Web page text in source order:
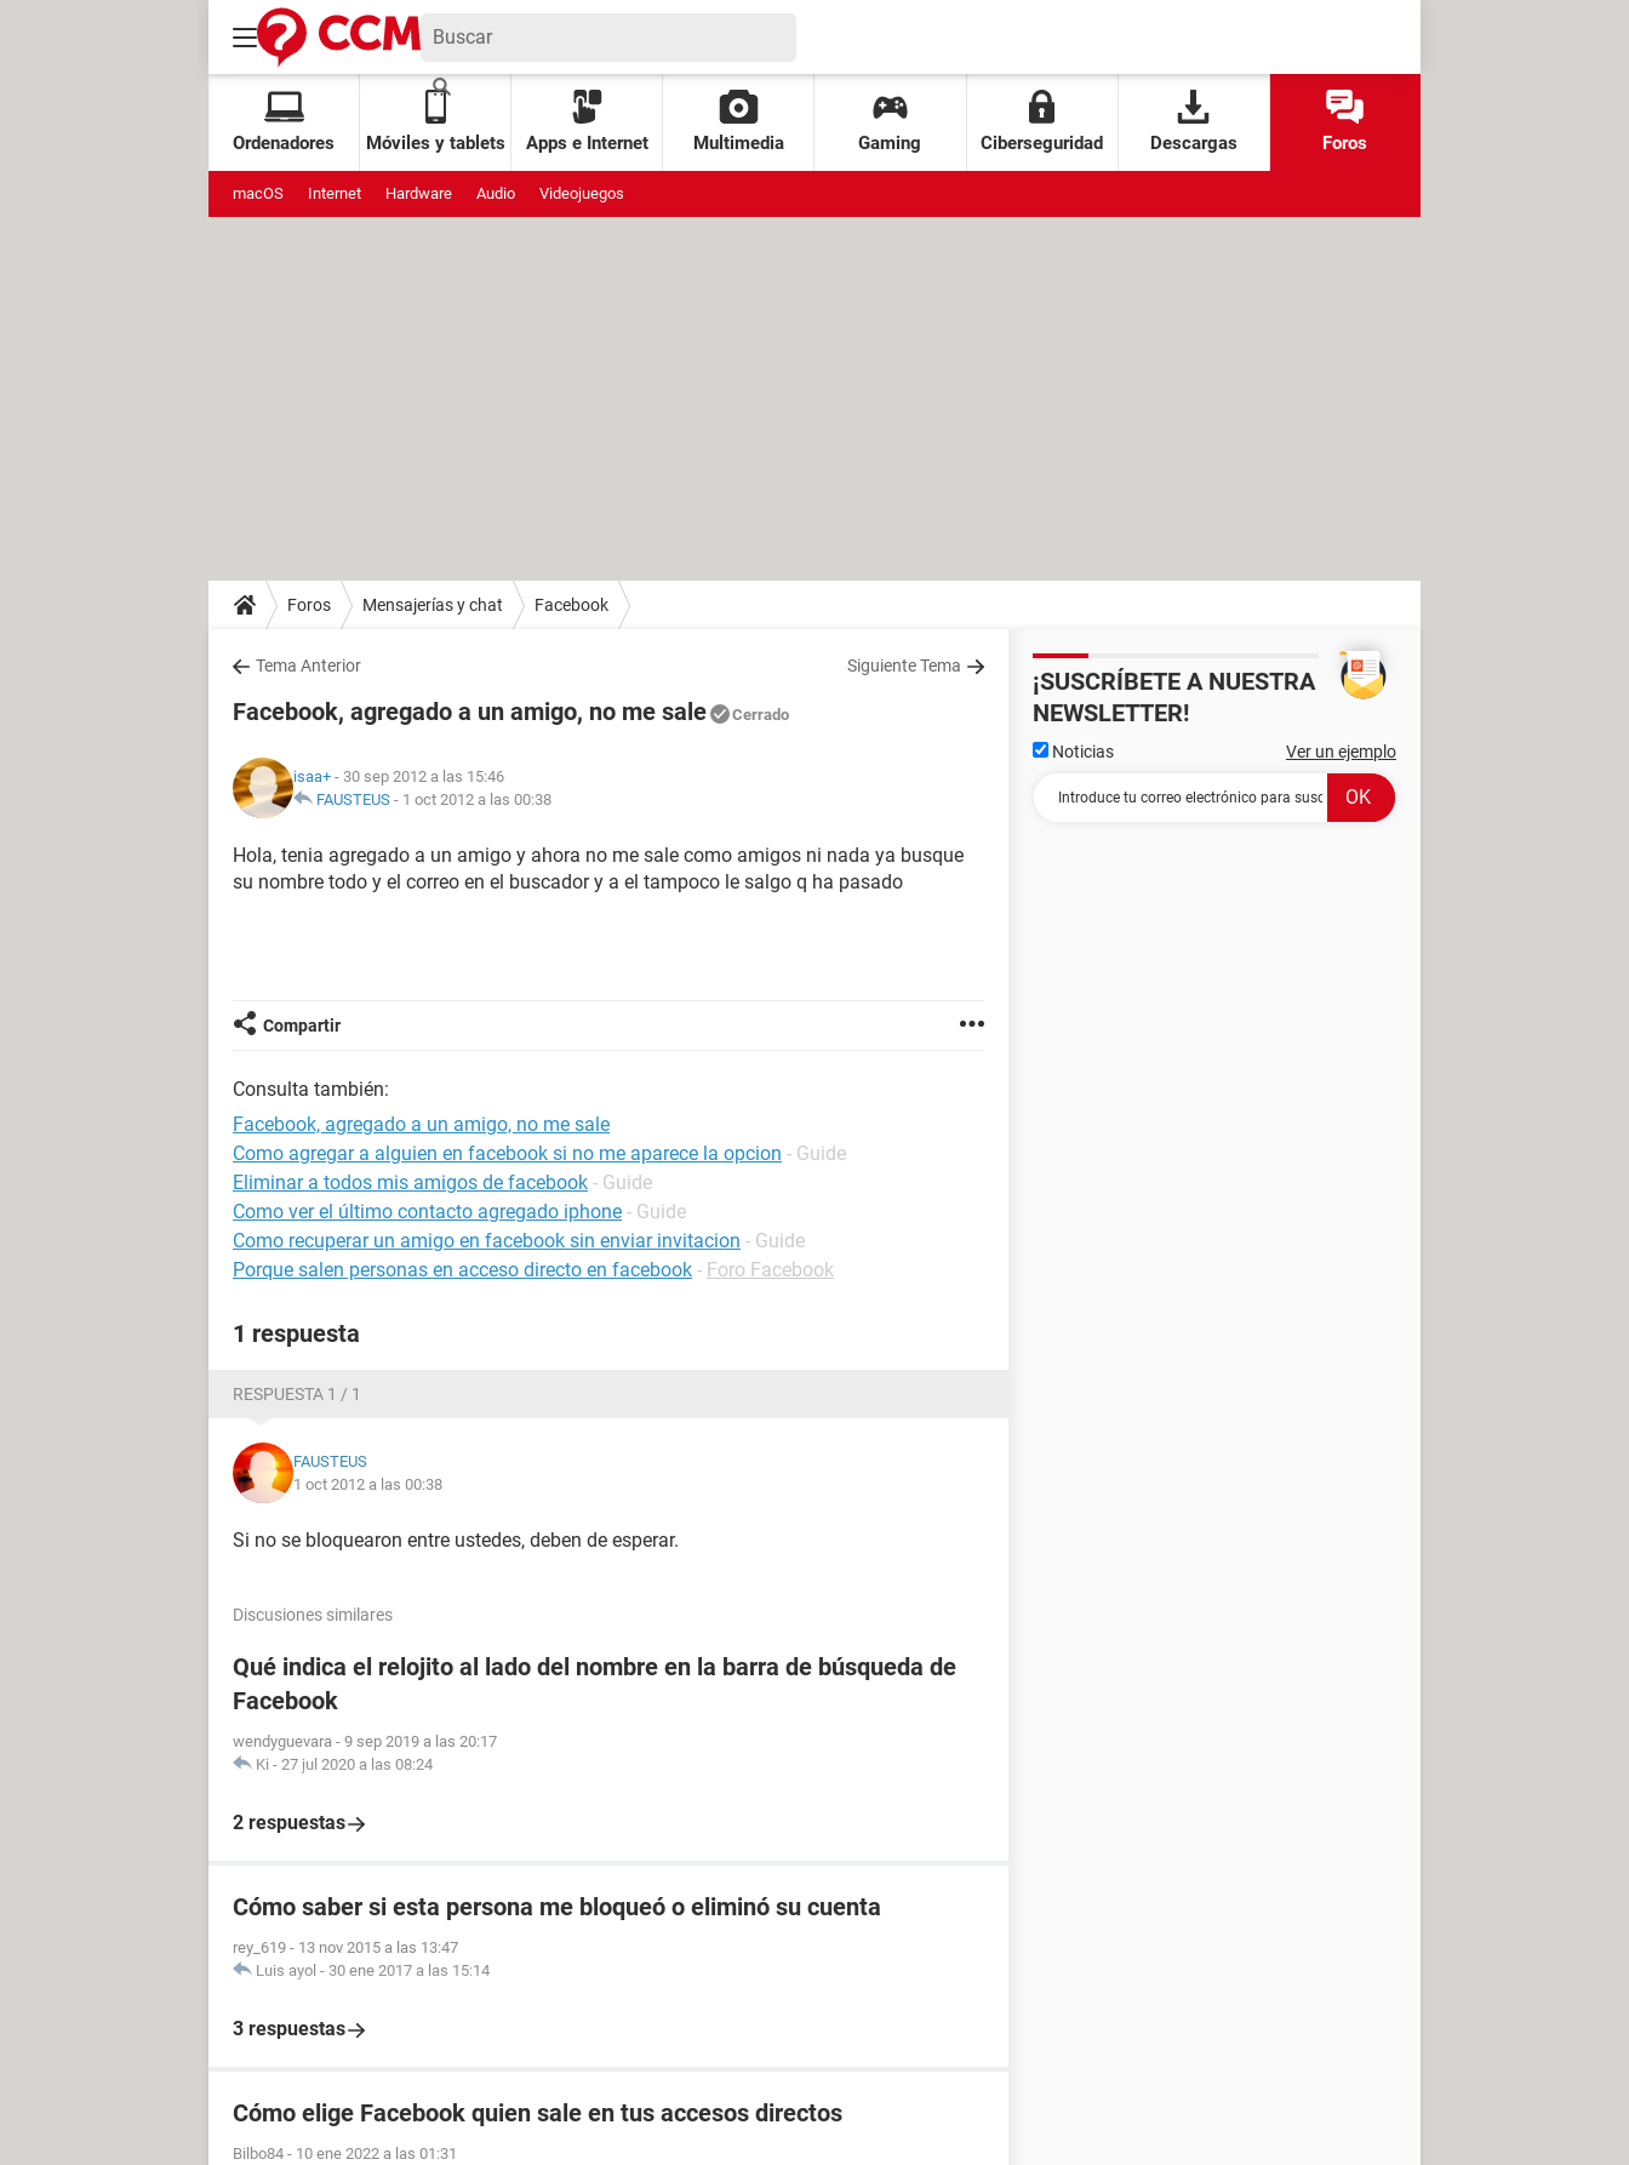
Ordenadores Móviles y tablets Apps e Internet Multimedia Gaming Ciberseguridad Descargas Foros
macOS Internet Hardware Audio Videojuegos
Foros Mensajerías y chat Facebook
Tema Anterior Siguiente Tema
Facebook, agregado a un amigo, no me sale Cerrado
isaa+ - 30 sep 2012 a las 15:46
FAUSTEUS - 1 oct 2012 a las 00:38
Hola, tenia agregado a un amigo y ahora no me sale como amigos ni nada ya busque
su nombre todo y el correo en el buscador y a el tampoco le salgo q ha pasado
Compartir
Consulta también:
Facebook, agregado a un amigo, no me sale
Como agregar a alguien en facebook si no me aparece la opcion - Guide
Eliminar a todos mis amigos de facebook - Guide
Como ver el último contacto agregado iphone - Guide
Como recuperar un amigo en facebook sin enviar invitacion - Guide
Porque salen personas en acceso directo en facebook - Foro Facebook
1 respuesta
RESPUESTA 1 / 1
FAUSTEUS
1 oct 2012 a las 00:38
Si no se bloquearon entre ustedes, deben de esperar.
Discusiones similares
Qué indica el relojito al lado del nombre en la barra de búsqueda de
Facebook
wendyguevara - 9 sep 2019 a las 20:17
Ki - 27 jul 2020 a las 08:24
2 respuestas
Cómo saber si esta persona me bloqueó o eliminó su cuenta
rey_619 - 13 nov 2015 a las 13:47
Luis ayol - 30 ene 2017 a las 15:14
3 respuestas
Cómo elige Facebook quien sale en tus accesos directos
Bilbo84 - 10 ene 2022 a las 01:31
¡SUSCRÍBETE A NUESTRA
NEWSLETTER!
Noticias Ver un ejemplo